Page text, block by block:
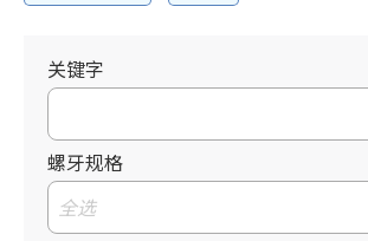
关键字
螺牙规格
全选